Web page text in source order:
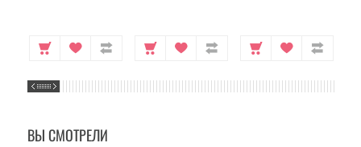
ВЫ СМОТРЕЛИ